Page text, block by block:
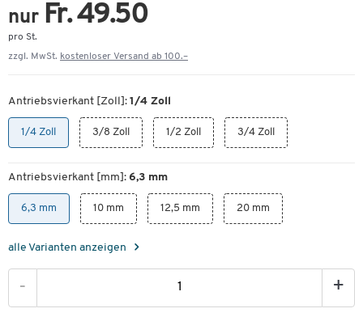
nur Fr. 49.50
pro St.
zzgl. MwSt. kostenloser Versand ab 100.–
Antriebsvierkant [Zoll]: 1/4 Zoll
1/4 Zoll 3/8 Zoll 1/2 Zoll 3/4 Zoll
Antriebsvierkant [mm]: 6,3 mm
6,3 mm 10 mm 12,5 mm 20 mm
alle Varianten anzeigen
- +